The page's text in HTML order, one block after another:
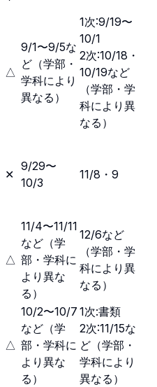
△
9/1〜9/5な
ど（学部・
学科により
異なる）
1次:9/19〜
10/1
2次:10/18・
10/19など
（学部・学
科により異
なる）
✕
9/29〜
10/3
11/8・9
△
11/4〜11/11
など（学
部・学科に
より異な
る）
12/6など
（学部・学
科により異
なる）
△
10/2〜10/7
など（学
部・学科に
より異な
る）
1次:書類
2次:11/15な
ど（学部・
学科により
異なる）